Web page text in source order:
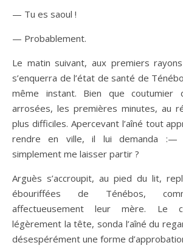
— Tu es saoul !
— Probablement.
Le matin suivant, aux premiers
s’enquerra de l’état de santé de
même instant. Bien que coutumier
arrosées, les premières minutes, au
plus difficiles. Apercevant l’aîné tout
rendre en ville, il lui demanda :—
simplement me laisser partir ?
Arguès s’accroupit, au pied du lit,
ébouriffées de Ténébos,
affectueusement leur mère. Le
légèrement la tête, sonda l’aîné du
désespérément une forme